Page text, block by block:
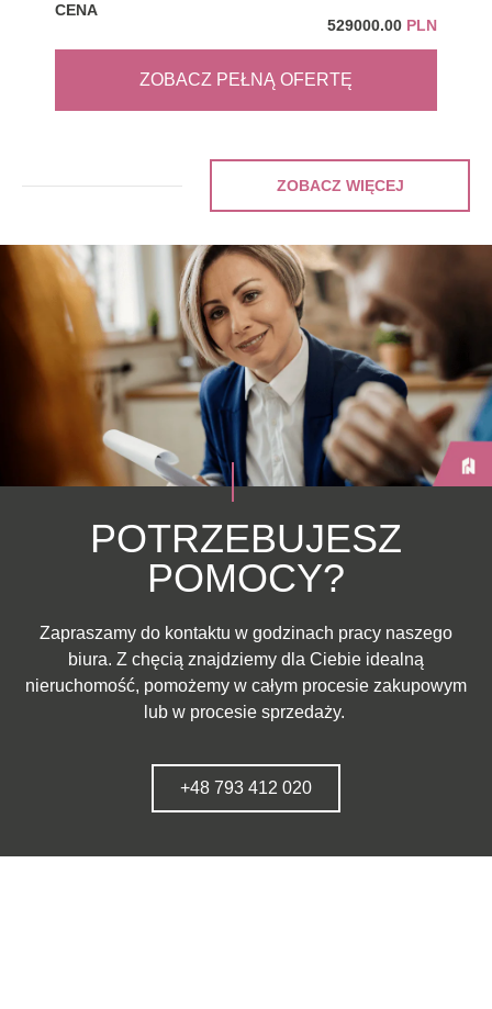
CENA
529000.00 PLN
ZOBACZ PEŁNĄ OFERTĘ
ZOBACZ WIĘCEJ
POTRZEBUJESZ
POMOCY?
Zapraszamy do kontaktu w godzinach pracy naszego
biura. Z chęcią znajdziemy dla Ciebie idealną
nieruchomość, pomożemy w całym procesie zakupowym
lub w procesie sprzedaży.
+48 793 412 020